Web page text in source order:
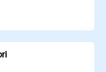
tutte le
Scrum.
le attività